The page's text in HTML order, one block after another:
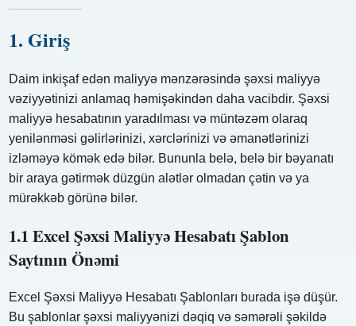
1. Giriş
Daim inkişaf edən maliyyə mənzərəsində şəxsi maliyyə
vəziyyətinizi anlamaq həmişəkindən daha vacibdir. Şəxsi
maliyyə hesabatının yaradılması və müntəzəm olaraq
yenilənməsi gəlirlərinizi, xərclərinizi və əmanətlərinizi
izləməyə kömək edə bilər. Bununla belə, belə bir bəyanatı
bir araya gətirmək düzgün alətlər olmadan çətin və ya
mürəkkəb görünə bilər.
1.1 Excel Şəxsi Maliyyə Hesabatı Şablon
Saytının Önəmi
Excel Şəxsi Maliyyə Hesabatı Şablonları burada işə düşür.
Bu şablonlar şəxsi maliyyənizi dəqiq və səmərəli şəkildə